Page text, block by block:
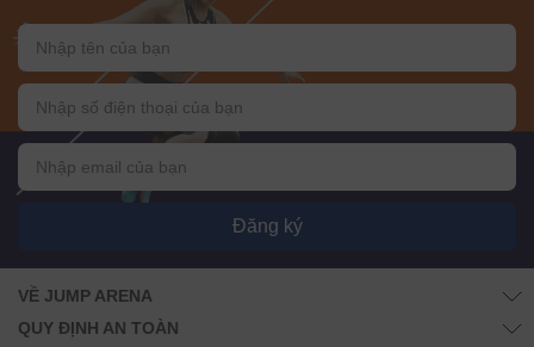
Đăng ký
VỀ JUMP ARENA
QUY ĐỊNH AN TOÀN